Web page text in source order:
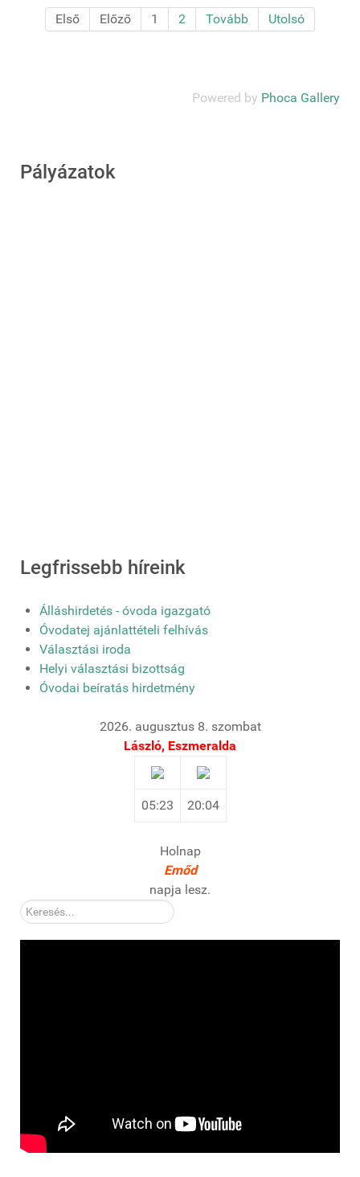
Első Előző 1 2 Tovább Utolsó
Powered by Phoca Gallery
Pályázatok
Legfrissebb híreink
Álláshirdetés - óvoda igazgató
Óvodatej ajánlattételi felhívás
Választási iroda
Helyi választási bizottság
Óvodai beíratás hirdetmény
2026. augusztus 8. szombat
László, Eszmeralda
05:23 20:04
Holnap
Emőd
napja lesz.
Kereső: